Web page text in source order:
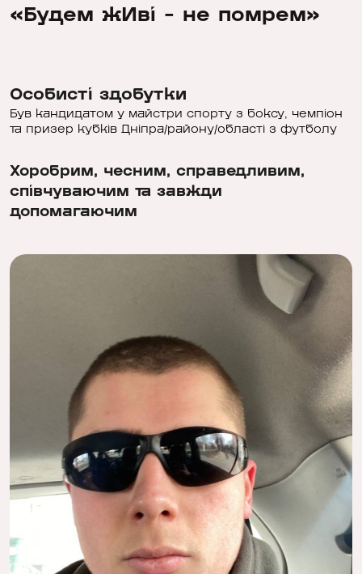
«Будем жИві - не помрем»
Особисті здобутки
Був кандидатом у майстри спорту з боксу, чемпіон
та призер кубків Дніпра/району/області з футболу
Хоробрим, чесним, справедливим,
співчуваючим та завжди
допомагаючим